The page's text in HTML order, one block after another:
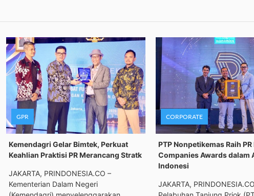
GPR
Kemendagri Gelar Bimtek, Perkuat
Keahlian Praktisi PR Merancang Stratk
JAKARTA, PRINDONESIA.CO –
Kementerian Dalam Negeri
CORPORATE
PTP Nonpetikemas Raih
Companies Awards dalam
Indonesi
JAKARTA,